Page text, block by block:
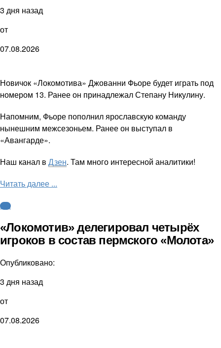
3 дня назад
от
07.08.2026
Новичок «Локомотива» Джованни Фьоре будет играть под
номером 13. Ранее он принадлежал Степану Никулину.
Напомним, Фьоре пополнил ярославскую команду
нынешним межсезоньем. Ранее он выступал в
«Авангарде».
Наш канал в Дзен. Там много интересной аналитики!
Читать далее ...
КХЛ
«Локомотив» делегировал четырёх
игроков в состав пермского «Молота»
Опубликовано:
3 дня назад
от
07.08.2026